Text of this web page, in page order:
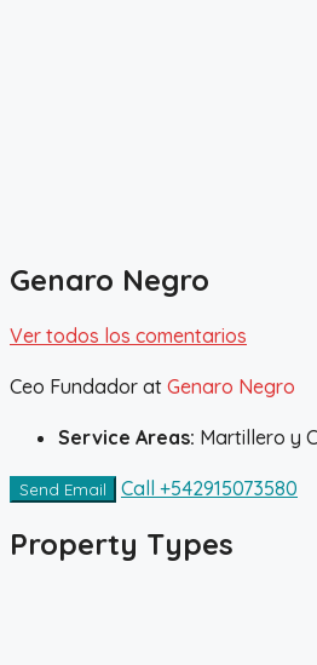
Genaro Negro
Ver todos los comentarios
Ceo Fundador at Genaro Negro
Service Areas: Martillero y
Send Email Call +542915073580
Property Types